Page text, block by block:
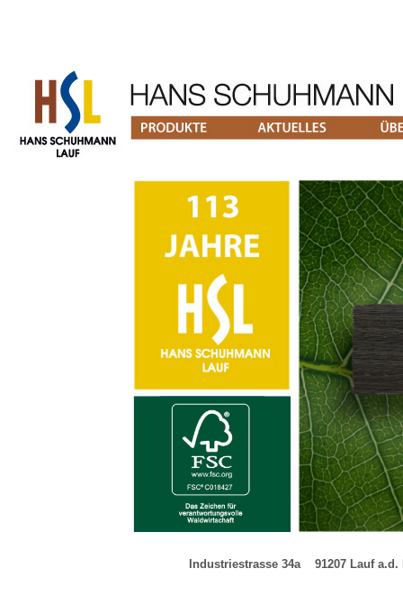
Industriestrasse 34a--- 91207 Lauf a.d.